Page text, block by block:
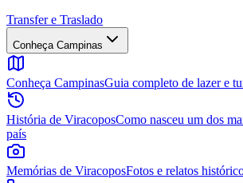
Transfer e Traslado
Conheça Campinas
Conheça CampinasGuia completo de lazer e
História de ViracoposComo nasceu um dos
país
Memórias de ViracoposFotos e relatos